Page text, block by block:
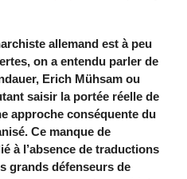
allemand est à peu
on a entendu parler de
Erich Mühsam ou
saisir la portée réelle de
approche conséquente du
Ce manque de
à l’absence de traductions
grands défenseurs de